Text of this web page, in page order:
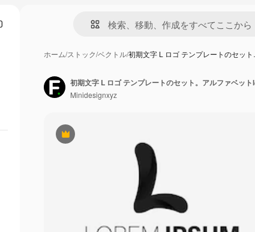
ホーム/ストック/ベクトル/初期文字 L ロゴ テンプレートのセッ
Premium
初期文字 L ロゴ テンプレートのセット。アルファベッ
Minidesignxyz